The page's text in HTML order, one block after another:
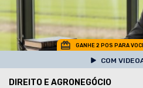
GANHE 2 POS PARA
COM
DIREITO E AGRONEGÓCIO